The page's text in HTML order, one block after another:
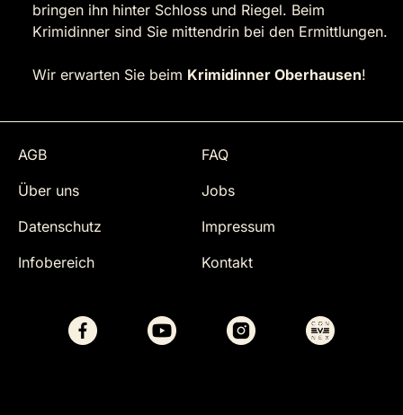
bringen ihn hinter Schloss und Riegel. Beim
Krimidinner sind Sie mittendrin bei den Ermittlungen.
Wir erwarten Sie beim Krimidinner Oberhausen!
AGB
FAQ
Über uns
Jobs
Datenschutz
Impressum
Infobereich
Kontakt